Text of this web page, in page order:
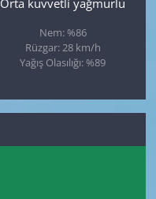
Nem: %86
Rüzgar: 28 km/h
Yağış Olasılığı: %89